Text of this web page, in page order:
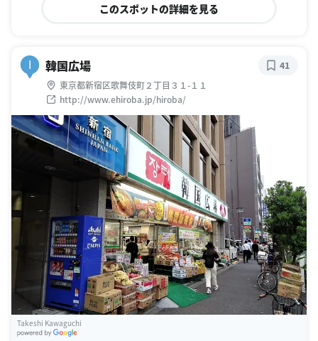
このスポットの詳細を見る
I 韓国広場
東京都新宿区歌舞伎町２丁目３１-１１
http://www.ehiroba.jp/hiroba/
41
Takeshi Kawaguchi